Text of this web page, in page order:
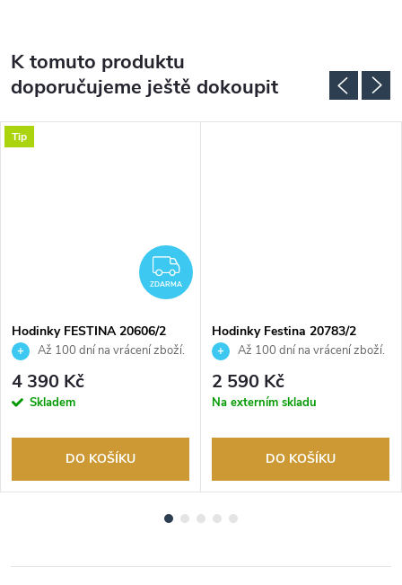
K tomuto produktu
doporučujeme ještě dokoupit
Tip
ZDARMA
ZDARMA
Hodinky FESTINA 20606/2
Až 100 dní na vrácení zboží.
Autorizovaný prodejce.
4 390 Kč
Skladem
DO KOŠÍKU
Hodinky Festina 20783/2
Až 100 dní na vrácení zboží.
Autorizovaný prodejce.
2 590 Kč
Na externím skladu
DO KOŠÍKU